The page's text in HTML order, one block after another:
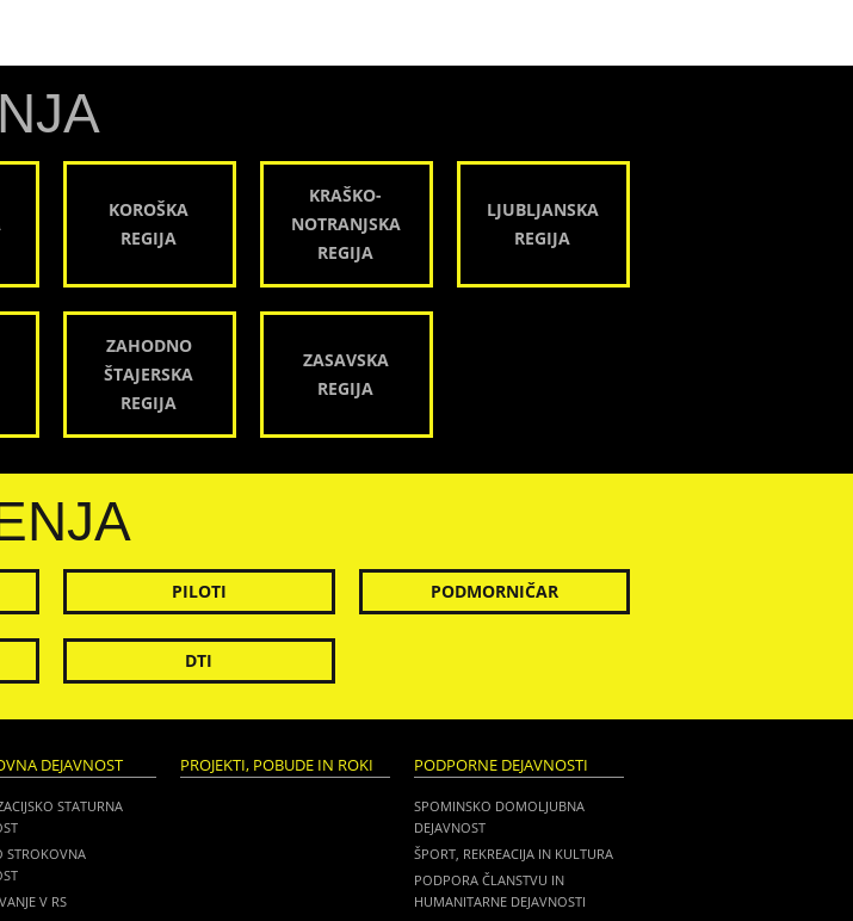
KOROŠKA
REGIJA
KRAŠKO-
NOTRANJSKA
REGIJA
LJUBLJANSKA
REGIJA
ZAHODNO
ŠTAJERSKA
REGIJA
ZASAVSKA
REGIJA
PILOTI PODMORNIČAR
DTI
DEJAVNOST
STATURNA
STROKOVNA
V RS
PROJEKTI, POBUDE IN ROKI PODPORNE DEJAVNOSTI
SPOMINSKO DOMOLJUBNA
DEJAVNOST
ŠPORT, REKREACIJA IN KULTURA
PODPORA ČLANSTVU IN
HUMANITARNE DEJAVNOSTI